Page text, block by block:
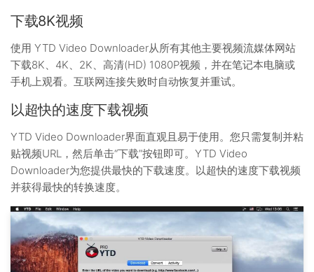
下载8K视频
使用 YTD Video Downloader从所有其他主要视频流媒体网站
下载8K、4K、2K、高清(HD) 1080P视频，并在笔记本电脑或
手机上观看。互联网连接失败时自动恢复并重试。
以超快的速度下载视频
YTD Video Downloader界面直观且易于使用。您只需复制并粘
贴视频URL，然后单击“下载”按钮即可。YTD Video
Downloader为您提供最快的下载速度。以超快的速度下载视频
并获得最快的转换速度。